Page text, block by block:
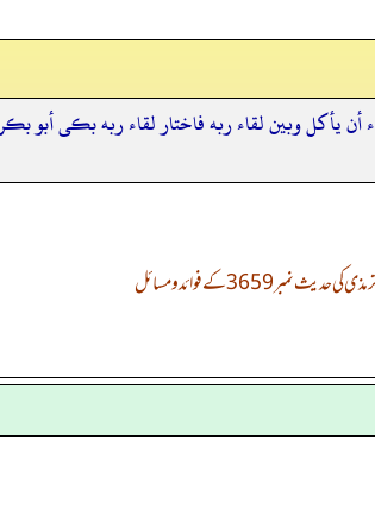
أن يأكل وبين لقاء ربه فاختار لقاء ربه بكى أبو
حدیث نمبر 3659 کے فوائد و مسائل